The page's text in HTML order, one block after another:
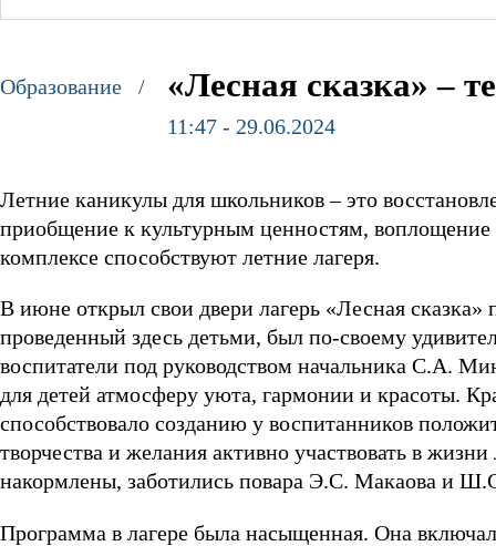
Образование / «Лесная сказка» –
11:47 - 29.06.2024
Летние каникулы для школьников – это
приобщение к культурным ценностям, воплощение
комплексе способствуют летние лагеря.
В июне открыл свои двери лагерь «Лесная
проведенный здесь детьми, был по-своему
воспитатели под руководством начальника С.А.
для детей атмосферу уюта, гармонии и красоты.
способствовало созданию у воспитанников
творчества и желания активно участвовать в
накормлены, заботились повара Э.С. Макаова и
Программа в лагере была насыщенная. Она